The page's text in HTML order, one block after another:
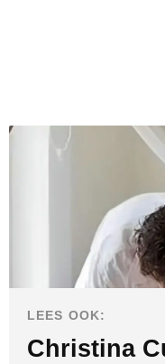
LEES OOK:
Christina